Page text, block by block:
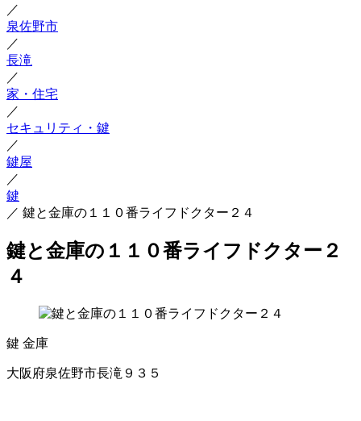
／
泉佐野市
／
長滝
／
家・住宅
／
セキュリティ・鍵
／
鍵屋
／
鍵
／ 鍵と金庫の１１０番ライフドクター２４
鍵と金庫の１１０番ライフドクター２
４
鍵 金庫
大阪府泉佐野市長滝９３５